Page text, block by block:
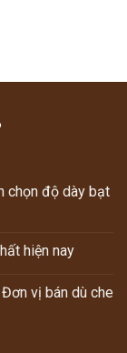
chọn độ dày bạt
hiện nay
vị bán dù che